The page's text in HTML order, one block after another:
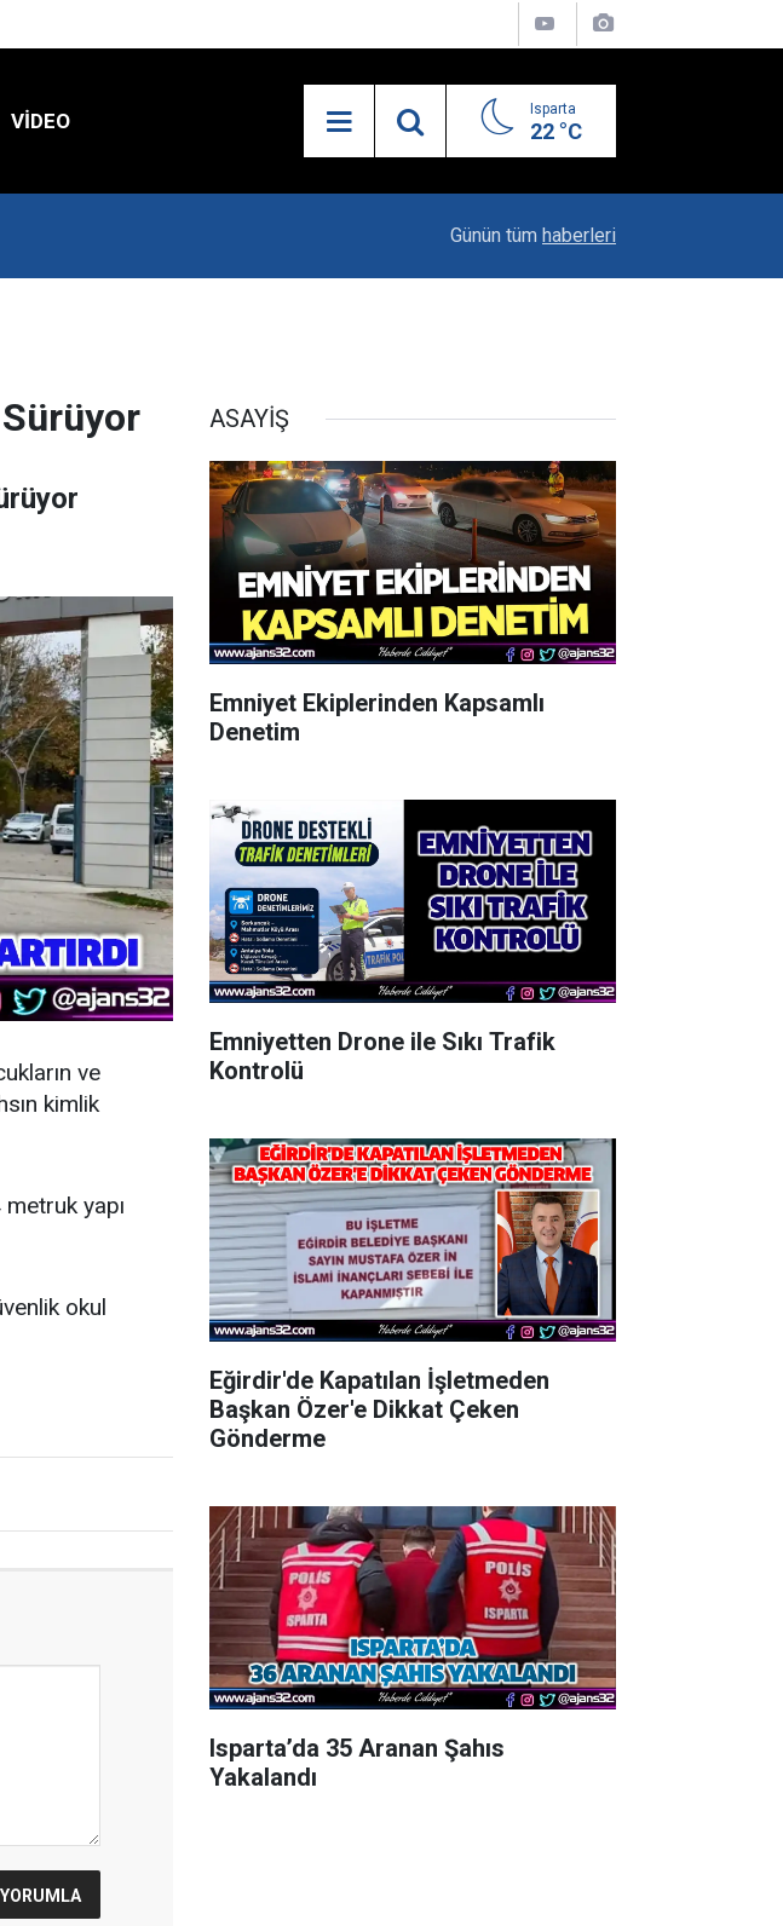
VIDEO Isparta
22 °C
Uzaktan Hasta Değerlendirme Sistemi İle Yeni
Günün tüm haberleri
ve
kimlik
yapı
okul
ASAYİŞ
Emniyet Ekiplerinden Kapsamlı
Denetim
Emniyetten Drone ile Sıkı Trafik
Kontrolü
Eğirdir'de Kapatılan İşletmeden
Başkan Özer'e Dikkat Çeken
Gönderme
Isparta’da 35 Aranan Şahıs
Yakalandı